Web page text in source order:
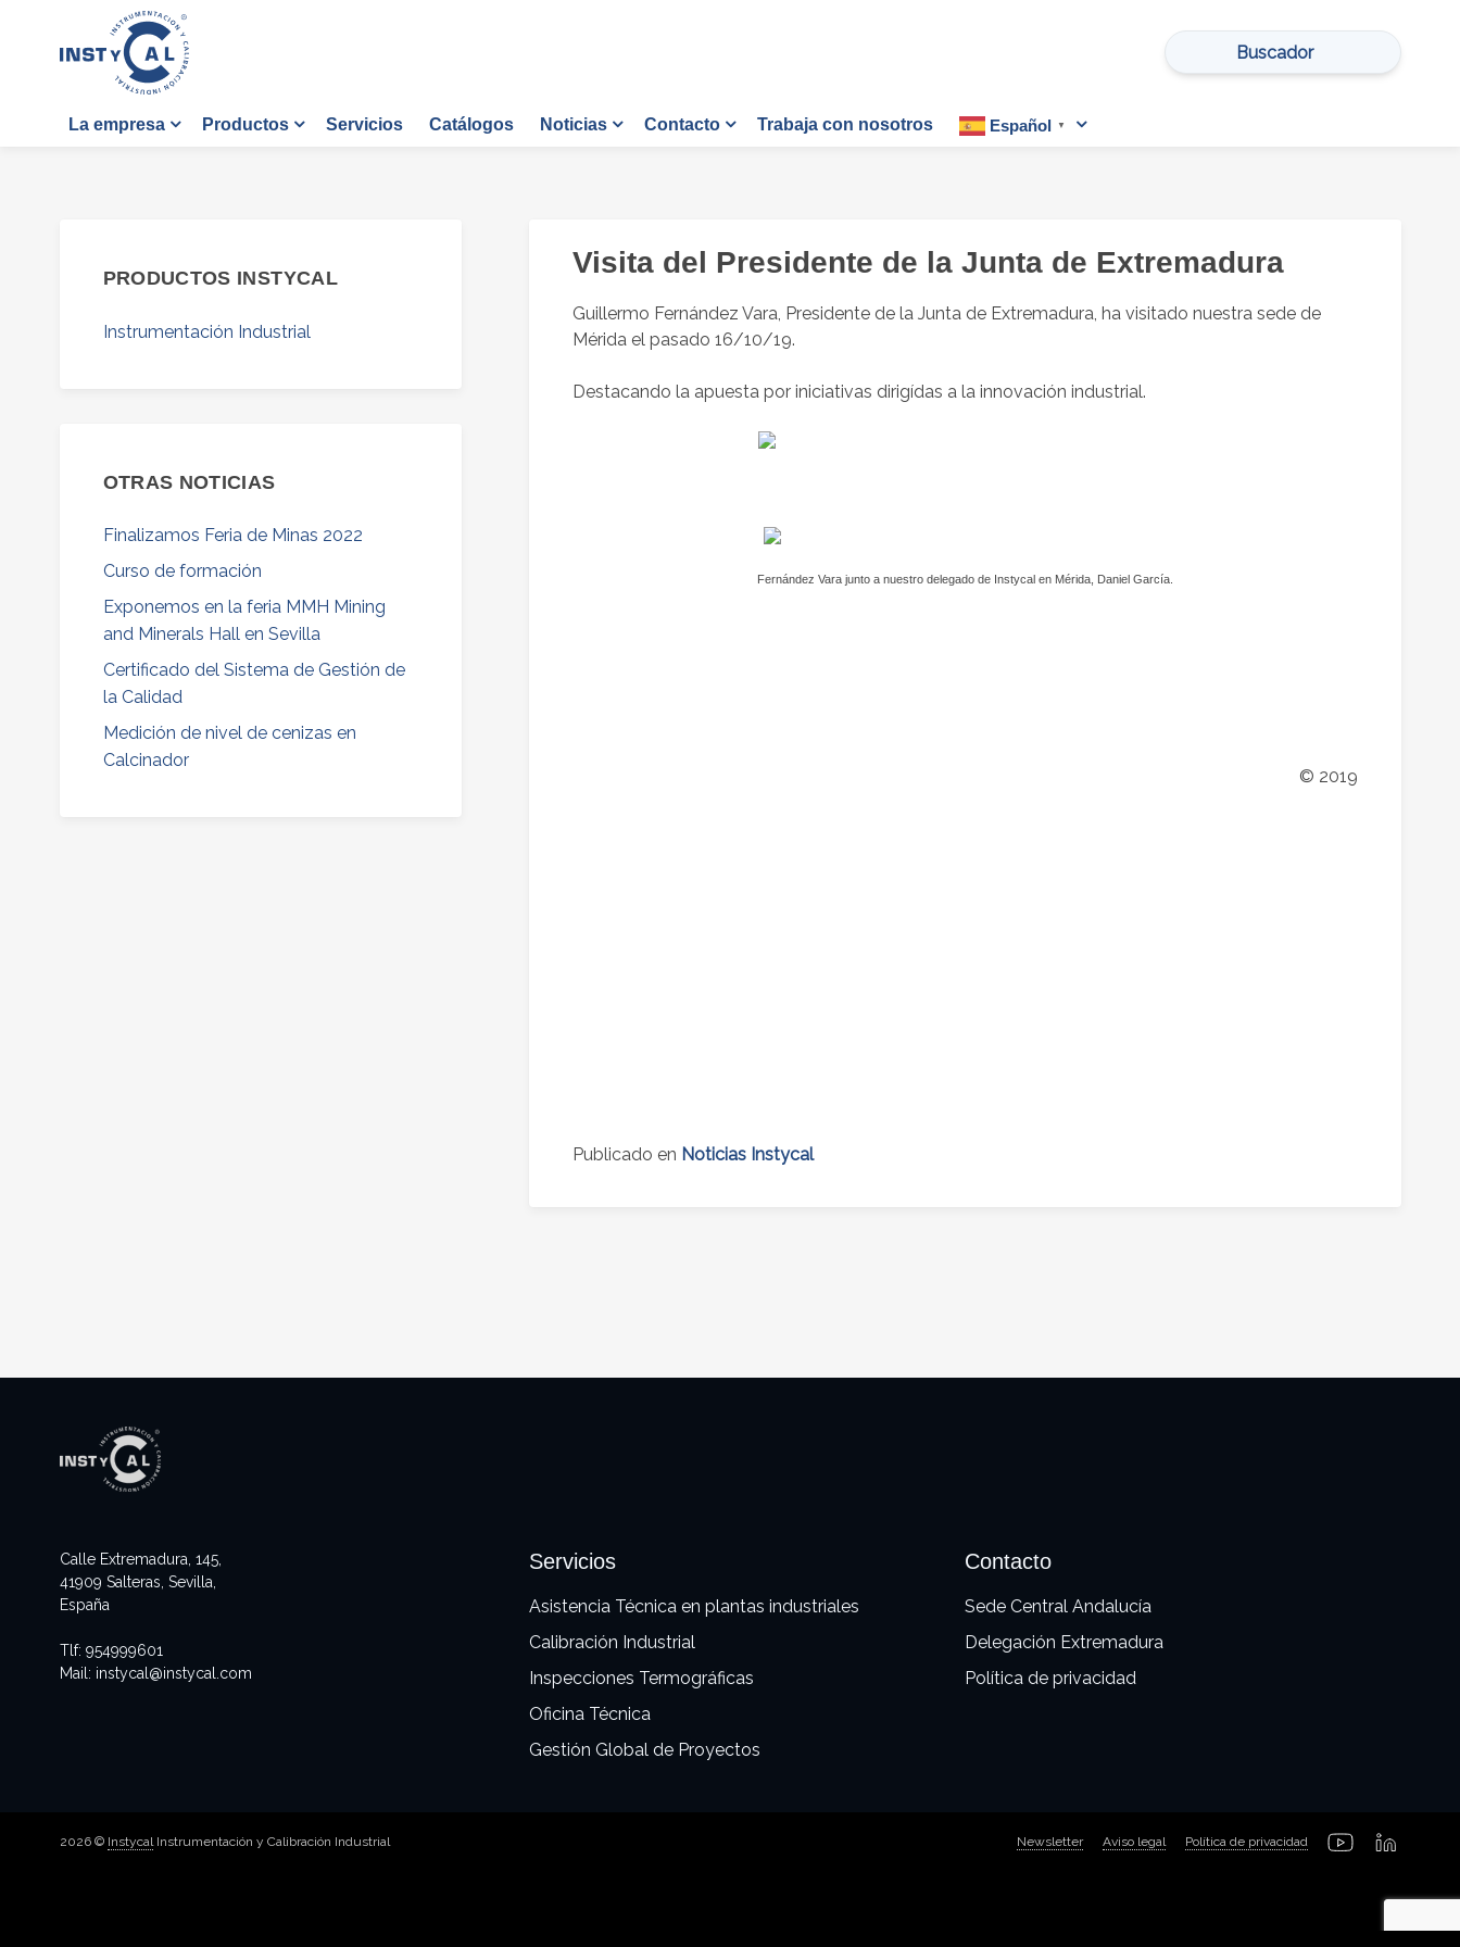
Buscar
por:
La empresa Productos Servicios Catálogos Noticias Contacto Trabaja con nosotros Español ▼
Visita del Presidente de la Junta de Extremadura
Guillermo Fernández Vara, Presidente de la Junta de Extremadura, ha visitado nuestra sede de
Mérida el pasado 16/10/19.
Destacando la apuesta por iniciativas dirigídas a la innovación industrial.
Fernández Vara junto a nuestro delegado de Instycal en Mérida, Daniel García.
© 2019
Publicado en Noticias Instycal
PRODUCTOS INSTYCAL
Instrumentación Industrial
OTRAS NOTICIAS
Finalizamos Feria de Minas 2022
Curso de formación
Exponemos en la feria MMH Mining
and Minerals Hall en Sevilla
Certificado del Sistema de Gestión de
la Calidad
Medición de nivel de cenizas en
Calcinador
Calle Extremadura, 145,
41909 Salteras, Sevilla,
España
Tlf: 954999601
Mail: instycal@instycal.com
Servicios
Asistencia Técnica en plantas industriales
Calibración Industrial
Inspecciones Termográficas
Oficina Técnica
Gestión Global de Proyectos
Contacto
Sede Central Andalucía
Delegación Extremadura
Política de privacidad
2026 © InstycalInstrumentación y Calibración Industrial Newsletter Aviso legal Política de privacidad